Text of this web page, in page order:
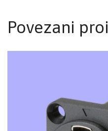
Povezani